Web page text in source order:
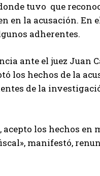
tuvo que
en la acusación. En
adherentes.
ante el juez Juan
los hechos de la
de la
acepto los hechos en
manifestó,